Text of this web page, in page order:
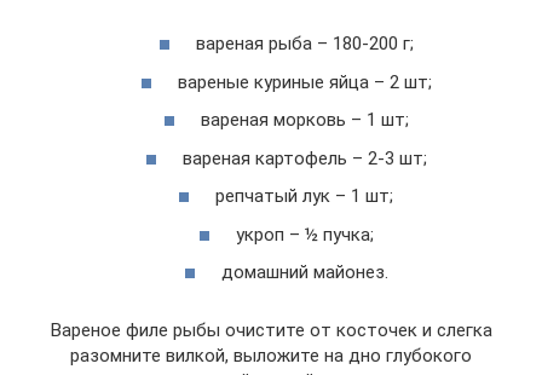
вареная рыба – 180-200 г;
вареные куриные яйца – 2 шт;
вареная морковь – 1 шт;
вареная картофель – 2-3 шт;
репчатый лук – 1 шт;
укроп – ½ пучка;
домашний майонез.
Вареное филе рыбы очистите от косточек и слегка
разомните вилкой, выложите на дно глубокого